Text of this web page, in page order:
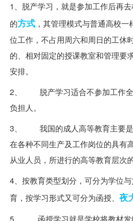
1、脱产学习，就是参加工作后再
的方式 ，其管理模式与普通高校
位工作，不占用周六和周日的工休
的、相对固定的授课教室和管理要
安排。
2、 脱产学习适合不参加工作全
负担人。
3、 我国的成人高等教育主要是
在各种不同生产及工作岗位的具有
从业人员，所进行的高等教育层次
4、按教育类型划分，可分为学位
育，按学习形式又可分为函授、 夜